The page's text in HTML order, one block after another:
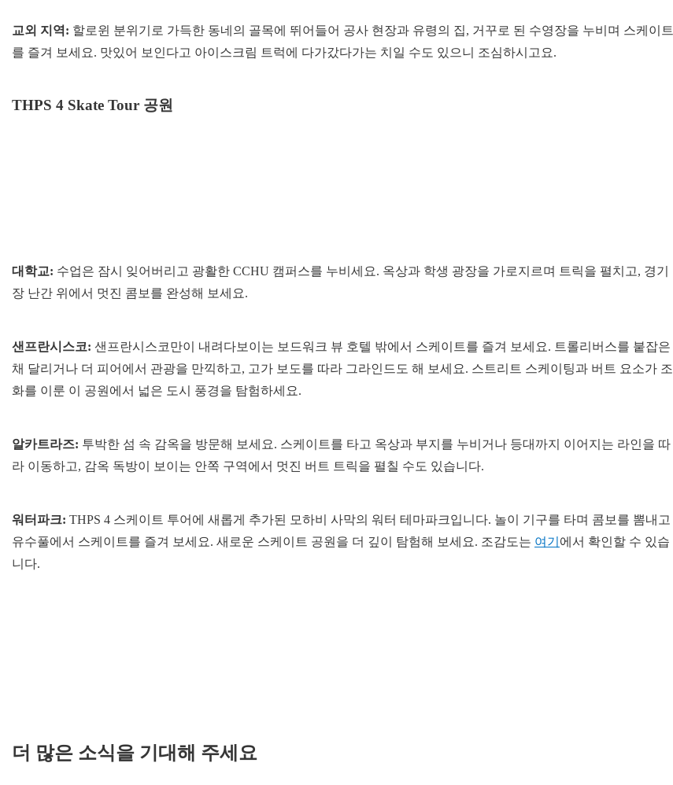
교외 지역: 할로윈 분위기로 가득한 동네의 골목에 뛰어들어 공사 현장과 유령의 집, 거꾸로 된 수영장을 누비며 스케이트
를 즐겨 보세요. 맛있어 보인다고 아이스크림 트럭에 다가갔다가는 치일 수도 있으니 조심하시고요.
THPS 4 Skate Tour 공원
대학교: 수업은 잠시 잊어버리고 광활한 CCHU 캠퍼스를 누비세요. 옥상과 학생 광장을 가로지르며 트릭을 펼치고, 경기
장 난간 위에서 멋진 콤보를 완성해 보세요.
샌프란시스코: 샌프란시스코만이 내려다보이는 보드워크 뷰 호텔 밖에서 스케이트를 즐겨 보세요. 트롤리버스를 붙잡은
채 달리거나 더 피어에서 관광을 만끽하고, 고가 보도를 따라 그라인드도 해 보세요. 스트리트 스케이팅과 버트 요소가 조
화를 이룬 이 공원에서 넓은 도시 풍경을 탐험하세요.
알카트라즈: 투박한 섬 속 감옥을 방문해 보세요. 스케이트를 타고 옥상과 부지를 누비거나 등대까지 이어지는 라인을 따
라 이동하고, 감옥 독방이 보이는 안쪽 구역에서 멋진 버트 트릭을 펼칠 수도 있습니다.
워터파크: THPS 4 스케이트 투어에 새롭게 추가된 모하비 사막의 워터 테마파크입니다. 놀이 기구를 타며 콤보를 뽐내고
유수풀에서 스케이트를 즐겨 보세요. 새로운 스케이트 공원을 더 깊이 탐험해 보세요. 조감도는 여기 에서 확인할 수 있습
니다.
더 많은 소식을 기대해 주세요